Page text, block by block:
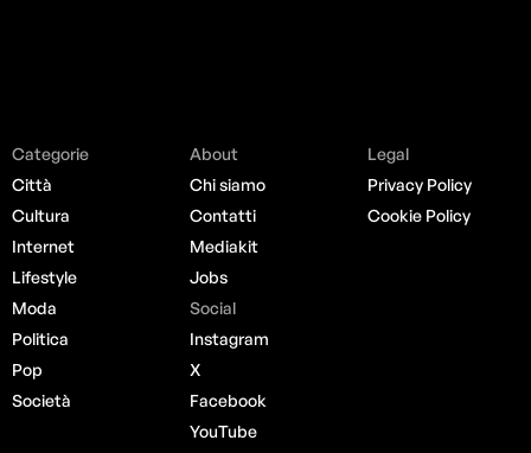
Categorie
Città
Cultura
Internet
Lifestyle
Moda
Politica
Pop
Società
About
Chi siamo
Contatti
Mediakit
Jobs
Social
Instagram
X
Facebook
YouTube
Legal
Privacy Policy
Cookie Policy